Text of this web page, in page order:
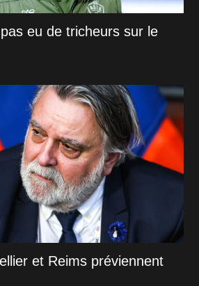
eu de tricheurs sur le
et Reims préviennent